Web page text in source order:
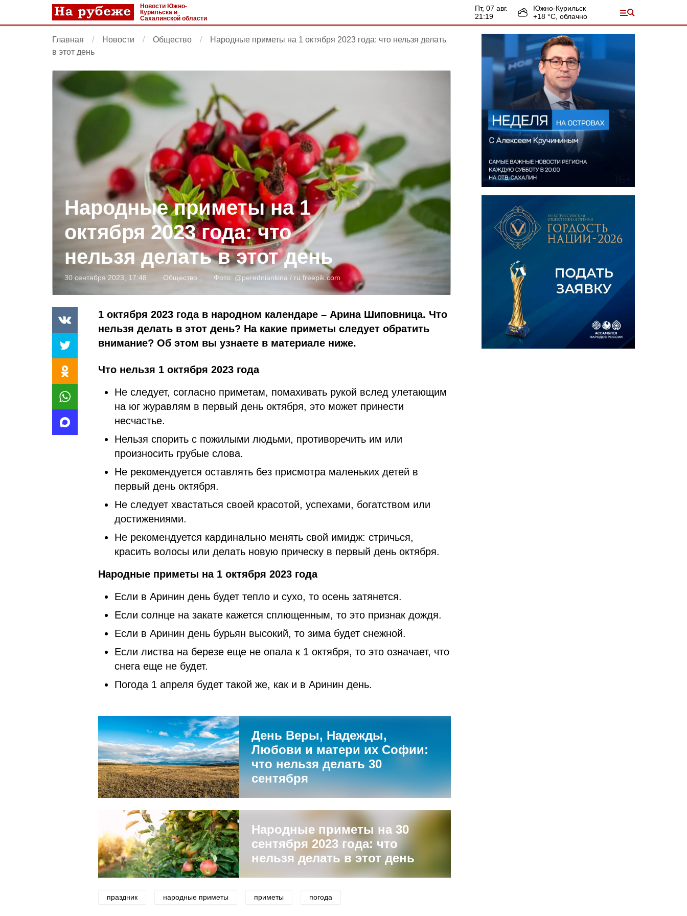
Новости Южно-
Курильска и
Сахалинской области
пт, 07 авг.
21:19
Южно-Курильск
+18 °С, облачно
Главная Новости Общество
Народные приметы на 1 октября 2023 года: что нельзя делать
в этот день
Народные приметы на 1
октября 2023 года: что
нельзя делать в этот день
30 сентября 2023, 17:48 Общество Фото: @peredniankina / ru.freepik.com
1 октября 2023 года в народном календаре – Арина Шиповница. Что
нельзя делать в этот день? На какие приметы следует обратить
внимание? Об этом вы узнаете в материале ниже.
Что нельзя 1 октября 2023 года
Не следует, согласно приметам, помахивать рукой вслед улетающим
на юг журавлям в первый день октября, это может принести
несчастье.
Нельзя спорить с пожилыми людьми, противоречить им или
произносить грубые слова.
Не рекомендуется оставлять без присмотра маленьких детей в
первый день октября.
Не следует хвастаться своей красотой, успехами, богатством или
достижениями.
Не рекомендуется кардинально менять свой имидж: стричься,
красить волосы или делать новую прическу в первый день октября.
Народные приметы на 1 октября 2023 года
Если в Аринин день будет тепло и сухо, то осень затянется.
Если солнце на закате кажется сплющенным, то это признак дождя.
Если в Аринин день бурьян высокий, то зима будет снежной.
Если листва на березе еще не опала к 1 октября, то это означает, что
снега еще не будет.
Погода 1 апреля будет такой же, как и в Аринин день.
День Веры, Надежды,
Любови и матери их Софии:
что нельзя делать 30
сентября
Народные приметы на 30
сентября 2023 года: что
нельзя делать в этот день
праздник народные приметы приметы погода